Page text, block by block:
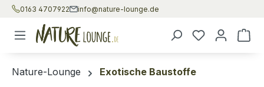
Zum Hauptinhalt springen
0163 4707922 info@nature-lounge.de
Nature-Lounge Exotische Baustoffe